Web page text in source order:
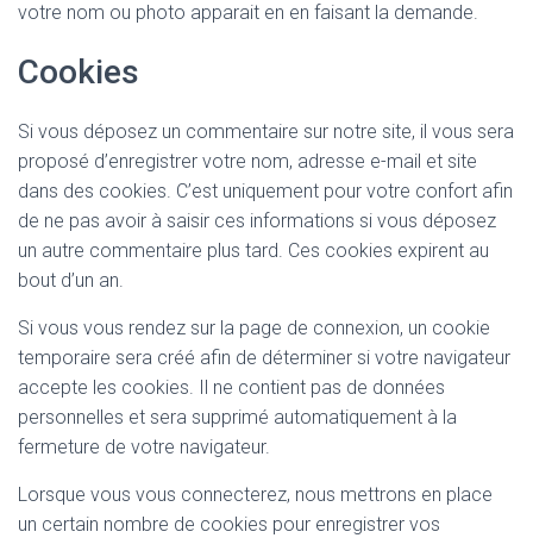
votre nom ou photo apparait en en faisant la demande.
Cookies
Si vous déposez un commentaire sur notre site, il vous sera
proposé d’enregistrer votre nom, adresse e-mail et site
dans des cookies. C’est uniquement pour votre confort afin
de ne pas avoir à saisir ces informations si vous déposez
un autre commentaire plus tard. Ces cookies expirent au
bout d’un an.
Si vous vous rendez sur la page de connexion, un cookie
temporaire sera créé afin de déterminer si votre navigateur
accepte les cookies. Il ne contient pas de données
personnelles et sera supprimé automatiquement à la
fermeture de votre navigateur.
Lorsque vous vous connecterez, nous mettrons en place
un certain nombre de cookies pour enregistrer vos